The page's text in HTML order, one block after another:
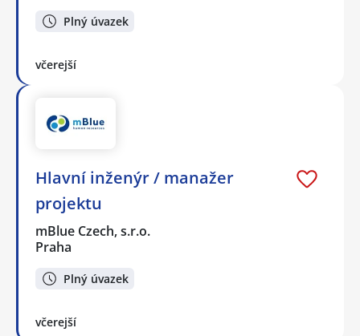
Plný úvazek
včerejší
Hlavní inženýr / manažer
projektu
mBlue Czech, s.r.o.
Praha
Plný úvazek
včerejší